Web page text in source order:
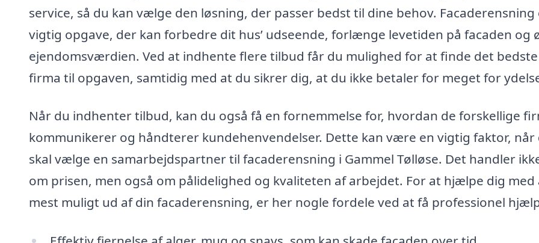
service, så du kan vælge den løsning, der passer bedst til dine behov. Facaderensning
vigtig opgave, der kan forbedre dit hus’ udseende, forlænge levetiden på facaden og
ejendomsværdien. Ved at indhente flere tilbud får du mulighed for at finde det bedste
firma til opgaven, samtidig med at du sikrer dig, at du ikke betaler for meget for
Når du indhenter tilbud, kan du også få en fornemmelse for, hvordan de forskellige
kommunikerer og håndterer kundehenvendelser. Dette kan være en vigtig faktor, når
skal vælge en samarbejdspartner til facaderensning i Gammel Tølløse. Det handler
om prisen, men også om pålidelighed og kvaliteten af arbejdet. For at hjælpe dig med
mest muligt ud af din facaderensning, er her nogle fordele ved at få professionel